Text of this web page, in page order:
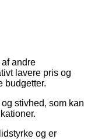
af andre
lavere pris og
budgetter.
stivhed, som kan
og er